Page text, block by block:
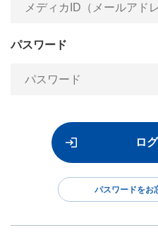
パスワード
パスワードをお